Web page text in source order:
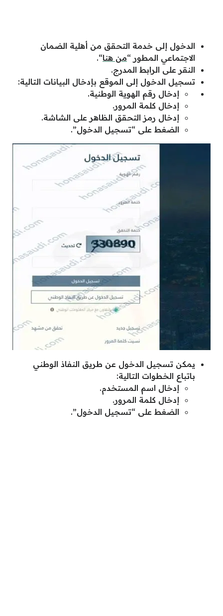
الدخول إلى خدمة التحقق من أهلية الضمان
الاجتماعي المطور “من هنا“.
النقر على الرابط المدرج.
تسجيل الدخول إلى الموقع بإدخال البيانات التالية:
إدخال رقم الهوية الوطنية.
إدخال كلمة المرور.
إدخال رمز التحقق الظاهر على الشاشة.
الضغط على “تسجيل الدخول”.
يمكن تسجيل الدخول عن طريق النفاذ الوطني
باتباع الخطوات التالية:
إدخال اسم المستخدم.
إدخال كلمة المرور.
الضغط على “تسجيل الدخول”.